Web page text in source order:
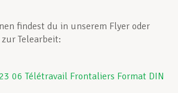
findest du in unserem Flyer oder
Telearbeit: